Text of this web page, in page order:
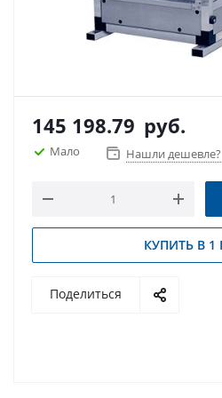
145 198.79 руб.
Мало Нашли дешевле?
КУПИТЬ В 1
Поделиться